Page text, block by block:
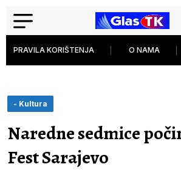
PRAVILA KORIŠTENJA O NAMA
- Kultura
Naredne sedmice
Fest Sarajevo